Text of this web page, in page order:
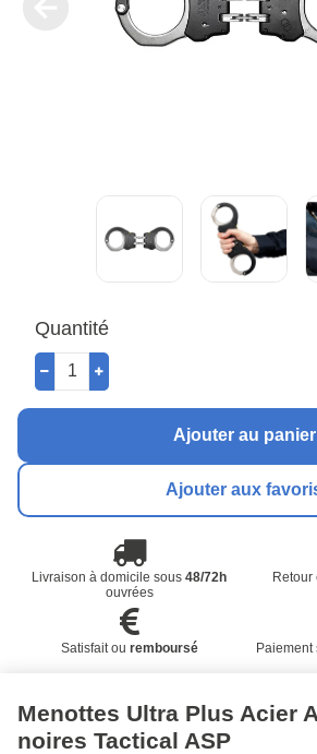
Quantité
Ajouter au panier
Ajouter aux
Livraison à domicile sous48/72h
ouvrées
Satisfait ou remboursé Paiement
Menottes Ultra Plus Acier
noires Tactical ASP